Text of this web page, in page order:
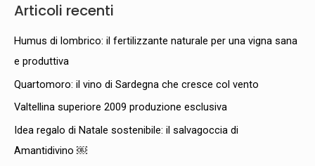
c
a
:
Articoli recenti
Humus di lombrico: il fertilizzante naturale per una vigna sana
e produttiva
Quartomoro: il vino di Sardegna che cresce col vento
Valtellina superiore 2009 produzione esclusiva
Idea regalo di Natale sostenibile: il salvagoccia di
Amantidivino ￼